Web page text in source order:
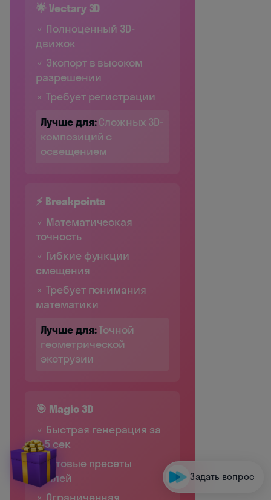
🌟 Vectary 3D
✓ Полноценный 3D-
движок
✓ Экспорт в высоком
разрешении
✗ Требует регистрации
Лучше для:Сложных 3D-
композиций с
освещением
⚡ Breakpoints
✓ Математическая
точность
✓ Гибкие функции
смещения
✗ Требует понимания
математики
Лучше для:Точной
геометрической
экструзии
🎯 Magic 3D
✓ Быстрая генерация за
3-5 сек
✓ Готовые пресеты
стилей
✗ Ограниченная
Задать вопрос